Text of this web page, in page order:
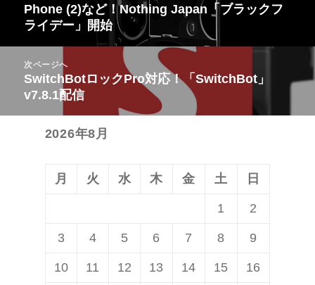
ビ
前
の
投
稿:
Phone (2)など！Nothing Japan「ブラックフ
ライデー」開始
次ページへ
次
の
投
SwitchBotロックPro対応！「SwitchBot」
v7.8.1配信
2026年8月
月 火 水 木 金 土 日
1 2
3 4 5 6 7 8 9
10 11 12 13 14 15 16